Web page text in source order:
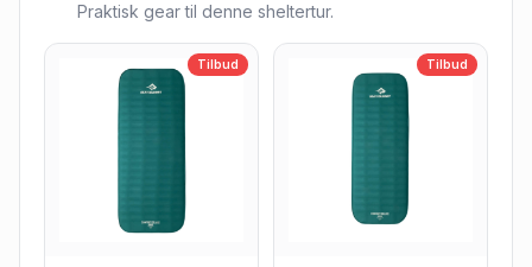
Praktisk gear til denne sheltertur.
Tilbud Tilbud